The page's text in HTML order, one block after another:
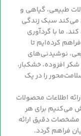
طبیعی، گیاهی و
می‌کند سبک زندگی
ما با گردآوری
کرده‌ایم تا
نوشیدنی‌های
افزوده، خشکبار،
را در یک
اطلاعات محصولات
می‌کنیم برای هر
مشخصات دقیق ارائه
فراهم گردد.